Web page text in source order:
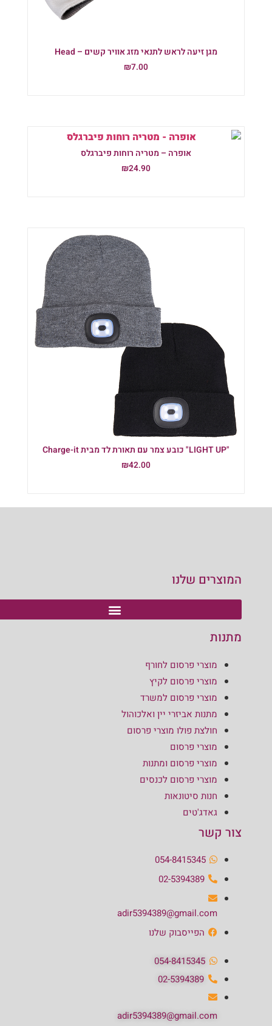
מגן זיעה לראש לתנאי מזג אוויר קשים – Head
₪7.00
אופרה – מטריה רוחות פיברגלס
₪24.90
₪42.00
המוצרים שלנו
מתנות
מוצרי פרסום לחורף
מוצרי פרסום לקיץ
מוצרי פרסום למשרד
מתנות אביזרי יין ואלכוהול
חולצת פולו מוצרי פרסום
מוצרי פרסום
מוצרי פרסום ומתנות
מוצרי פרסום לכנסים
חנות סיטונאות
גאדג'טים
צור קשר
054-8415345
02-5394389
adir5394389@gmail.com
הפייסבוק שלנו
054-8415345
02-5394389
adir5394389@gmail.com